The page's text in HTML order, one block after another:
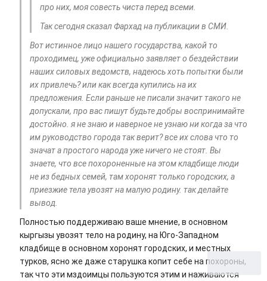
про них, моя совесть чиста перед всеми.
Так сегодня сказал Фархад на публикации в СМИ.
Вот истинное лицо нашего государства, какой то
проходимец, уже официально заявляет о бездействии
наших силовых ведомств, надеюсь хоть попытки были
их привлечь? или как всегда купились на их
предложения. Если раньше не писали значит такого не
допускали, про вас пишут будьте добры воспринимайте
достойно. я не знаю и наверное не узнаю ни когда за что
им руководство города так верит? все их слова что то
значат а простого народа уже ничего не стоят. Вы
знаете, что все похороненные на этом кладбище люди
не из бедных семей, там хоронят только городских, а
приезжие тела увозят на малую родину. так делайте
вывод.
Полностью поддерживаю ваше мнение, в основном
кыргызы увозят тело на родину, на Юго-Западном
кладбище в основном хоронят городских, и местных
турков, ясно же даже старушка копит себе на похороны,
так что эти мздоимцы пользуются этим и наживаются